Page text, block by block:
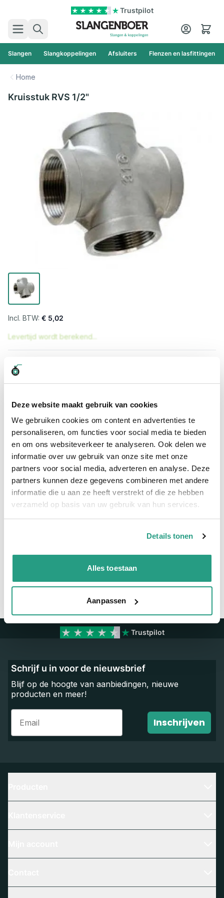
Deze website maakt gebruik van cookies
We gebruiken cookies om content en advertenties te
personaliseren, om functies voor social media te bieden
en om ons websiteverkeer te analyseren. Ook delen we
informatie over uw gebruik van onze site met onze
partners voor social media, adverteren en analyse. Deze
partners kunnen deze gegevens combineren met andere
informatie die u aan ze heeft verstrekt of die ze hebben
verzameld op basis van uw gebruik van hun services.
Details tonen
Alles toestaan
Aanpassen
Trustpilot
Zoek
Cart
Slangen Slangkoppelingen Afsluiters Flenzen en lasfittingen
Home
Kruisstuk RVS 1/2"
€ 5,02
Levertijd wordt berekend...
Snelle levering
Snel naar
Meer informatie
Meer informatie
Maatvoering koppeling 1/2"
Neem contact met ons op
Trustpilot
Schrijf u in voor de nieuwsbrief
Blijf op de hoogte van aanbiedingen, nieuwe
producten en meer!
Email
Inschrijven